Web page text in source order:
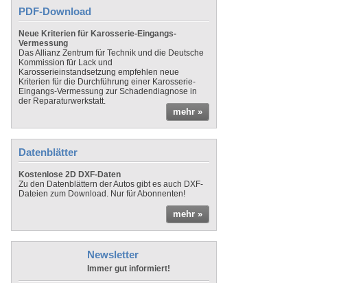
PDF-Download
Neue Kriterien für Karosserie-Eingangs-
Vermessung
Das Allianz Zentrum für Technik und die Deutsche
Kommission für Lack und
Karosserieinstandsetzung empfehlen neue
Kriterien für die Durchführung einer Karosserie-
Eingangs-Vermessung zur Schadendiagnose in
der Reparaturwerkstatt.
mehr »
Datenblätter
Kostenlose 2D DXF-Daten
Zu den Datenblättern der Autos gibt es auch DXF-
Dateien zum Download. Nur für Abonnenten!
mehr »
Newsletter
Immer gut informiert!